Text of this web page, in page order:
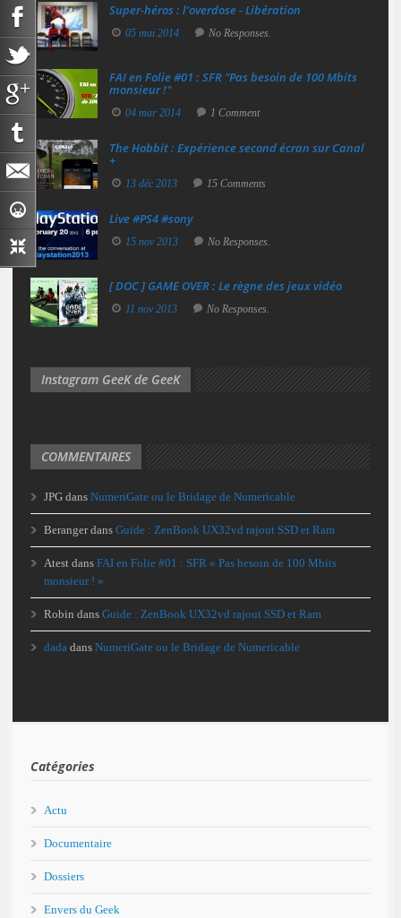
Super‑héros : l’overdose - Libération
05 mai 2014 No Responses.
FAI en Folie #01 : SFR "Pas besoin de 100 Mbits
monsieur !"
04 mar 2014 1 Comment
The Hobbit : Expérience second écran sur Canal
+
13 déc 2013 15 Comments
Live #PS4 #sony
15 nov 2013 No Responses.
[ DOC ] GAME OVER : Le règne des jeux vidéo
11 nov 2013 No Responses.
Instagram GeeK de GeeK
COMMENTAIRES
JPG dans NumeriGate ou le Bridage de Numericable
Berangerdans Guide : ZenBook UX32vd rajout SSD et Ram
Atest dans FAI en Folie #01 : SFR « Pas besoin de 100 Mbits
monsieur ! »
Robin dans Guide : ZenBook UX32vd rajout SSD et Ram
dada dans NumeriGate ou le Bridage de Numericable
Catégories
Actu
Documentaire
Dossiers
Envers du Geek